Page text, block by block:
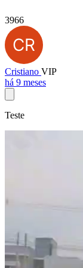
3966
Cristiano VIP
há 9 meses
Teste